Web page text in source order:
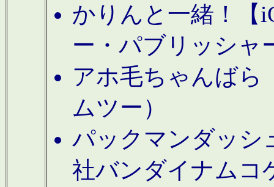
かりんと一緒！【
ー・パブリッシャ
アホ毛ちゃんばら
ムツー）
パックマンダッシ
社バンダイナムコ